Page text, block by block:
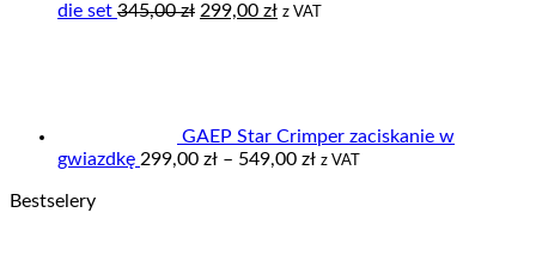
die set 345,00zł Pierwotna
299,00 złAktualna
z VAT
GAEP Star Crimper zaciskanie w
gwiazdkę 299,00 zł – 549,00 złZakres
z VAT
Bestselery